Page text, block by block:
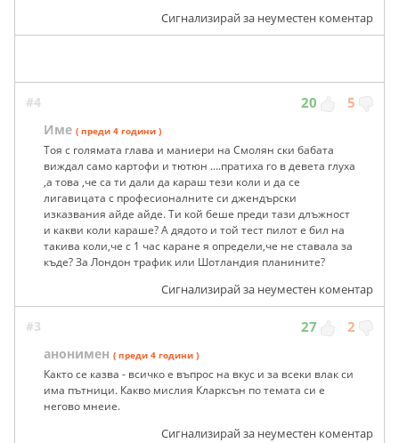
Сигнализирай за неуместен коментар
#4 20 5
Име ( преди 4 години )
Тоя с голямата глава и маниери на Смолян ски бабата
виждал само картофи и тютюн ....пратиха го в девета глуха
,а това ,че са ти дали да караш тези коли и да се
лигавицата с професионалните си джендърски
изказвания айде айде. Ти кой беше преди тази длъжност
и какви коли караше? А дядото и той тест пилот е бил на
такива коли,че с 1 час каране я определи,че не ставала за
къде? За Лондон трафик или Шотландия планините?
Сигнализирай за неуместен коментар
#3 27 2
анонимен ( преди 4 години )
Както се казва - всичко е въпрос на вкус и за всеки влак си
има пътници. Какво мислия Кларксън по темата си е
негово мнеие.
Сигнализирай за неуместен коментар